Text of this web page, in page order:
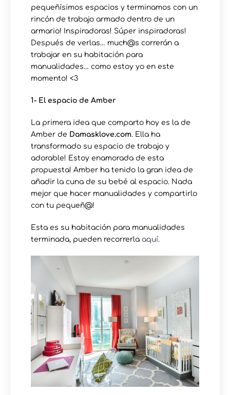
pequeñísimos espacios y terminamos con un
rincón de trabajo armado dentro de un
armario! Inspiradoras! Súper inspiradoras!
Después de verlas… much@s correrán a
trabajar en su habitación para
manualidades… como estoy yo en este
momento! <3
1- El espacio de Amber
La primera idea que comparto hoy es la de
Amber de Damasklove.com. Ella ha
transformado su espacio de trabajo y
adorable! Estoy enamorada de esta
propuesta! Amber ha tenido la gran idea de
añadir la cuna de su bebé al espacio. Nada
mejor que hacer manualidades y compartirlo
con tu pequeñ@!
Esta es su habitación para manualidades
terminada, pueden recorrerla aquí.